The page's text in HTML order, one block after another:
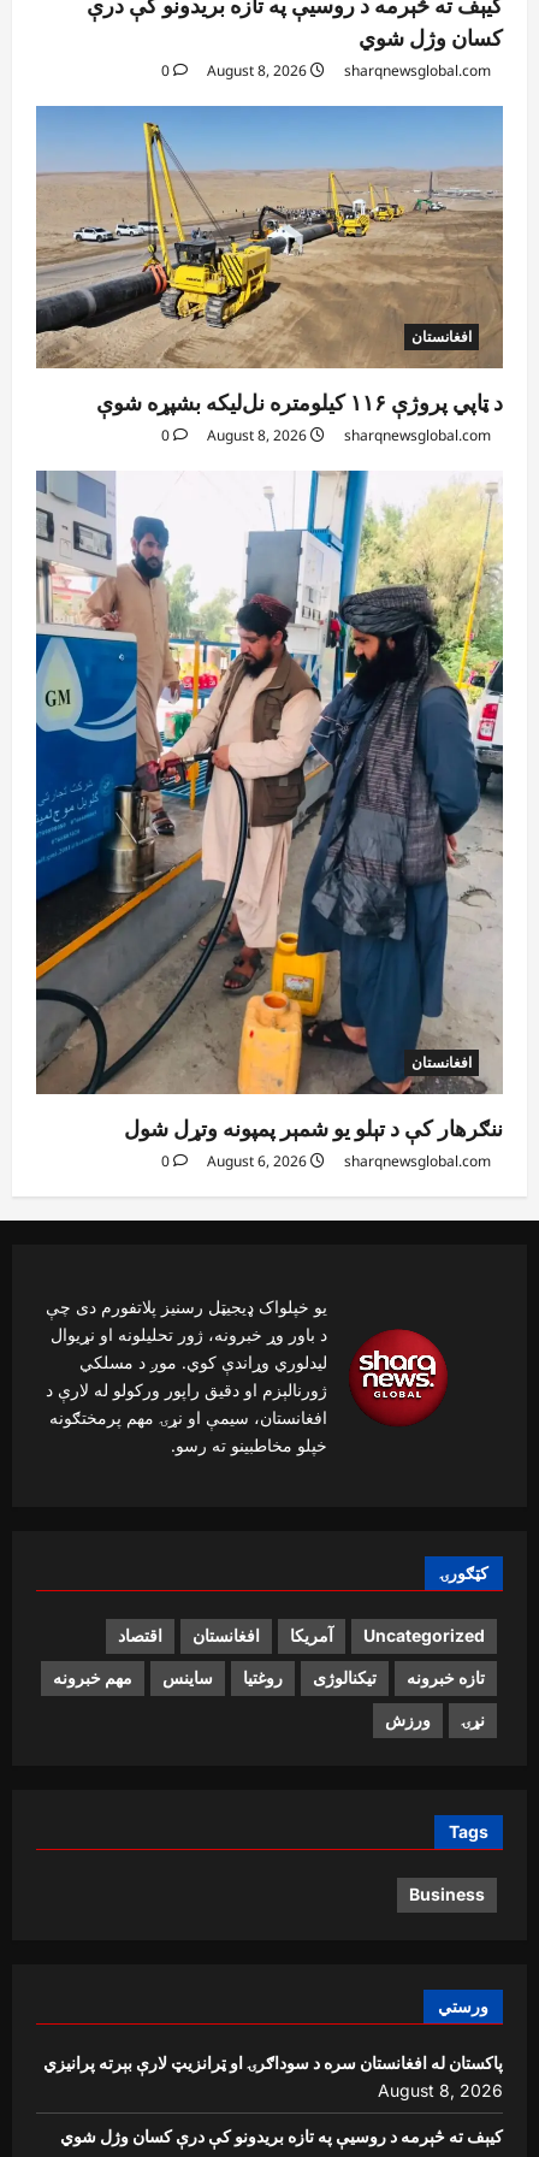
کیېف ته څېرمه د روسیې په تازه بریدونو کې درې
کسان وژل شوي
sharqnewsglobal.com
0
افغانستان
د ټاپي پروژې ۱۱۶ کیلومتره نل‌لیکه بشپړه شوې
sharqnewsglobal.com
0
افغانستان
ننګرهار کې د تېلو یو شمېر پمپونه وتړل شول
sharqnewsglobal.com
0
یو خپلواک ډیجیټل رسنیز پلاتفورم دی چې
د باور وړ خبرونه، ژور تحلیلونه او نړیوال
لیدلوري وړاندې کوي. موږ د مسلکي
ژورنالېزم او دقیق راپور ورکولو له لارې د
افغانستان، سیمې او نړۍ مهم پرمختګونه
خپلو مخاطبینو ته رسو.
کټګورۍ
Uncategorized آمریکا افغانستان اقتصاد
تازه خبرونه تیکنالوژی روغتیا ساینس مهم خبرونه
نړۍ ورزش
Tags
Business
ورستي
پاکستان له افغانستان سره د سوداګرۍ او ټرانزیټ لارې بېرته پرانیزي
August 8, 2026
کیېف ته څېرمه د روسیې په تازه بریدونو کې درې کسان وژل شوي